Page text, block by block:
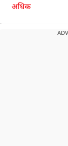
अधिक